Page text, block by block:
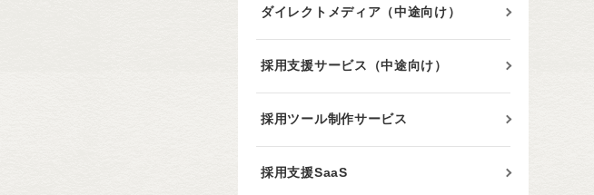
ダイレクトメディア（中途向け）
採用支援サービス（中途向け）
採用ツール制作サービス
採用支援SaaS